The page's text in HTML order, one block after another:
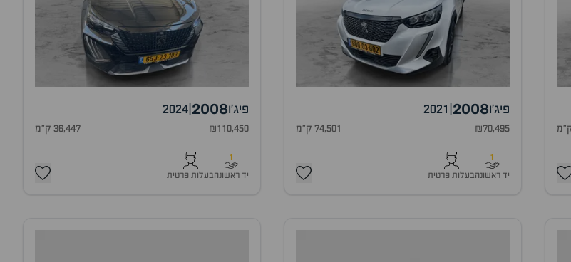
פיג'ו2008
2021
₪70,495 74,501 ק"מ
1
יד ראשונהבעלות פרטית
פיג'ו2008
2024
₪110,450 36,447 ק"מ
1
יד ראשונהבעלות פרטית